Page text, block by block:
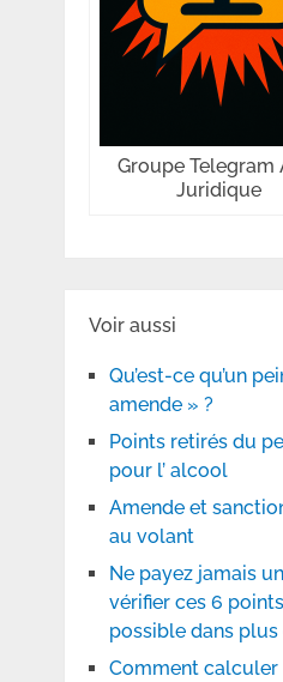
Groupe Telegram
Juridique
Voir aussi
Qu’est-ce qu’un
amende » ?
Points retirés du
pour l’ alcool
Amende et
au volant
Ne payez jamais
vérifier ces 6
possible dans plus
Comment